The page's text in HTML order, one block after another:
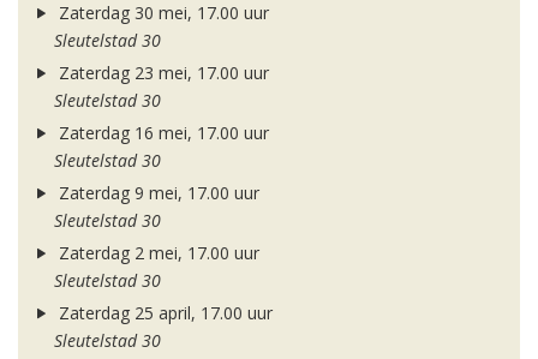
Zaterdag 30 mei, 17.00 uur
Sleutelstad 30
Zaterdag 23 mei, 17.00 uur
Sleutelstad 30
Zaterdag 16 mei, 17.00 uur
Sleutelstad 30
Zaterdag 9 mei, 17.00 uur
Sleutelstad 30
Zaterdag 2 mei, 17.00 uur
Sleutelstad 30
Zaterdag 25 april, 17.00 uur
Sleutelstad 30